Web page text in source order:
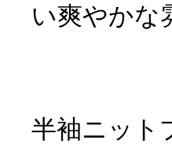
い爽やかな
半袖ニット